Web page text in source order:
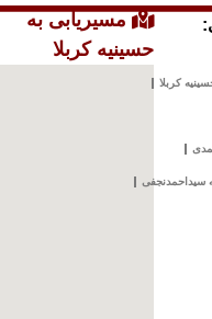
کربلا
سیداحمدنجفی
مسیریابی به
حسینیه کربلا